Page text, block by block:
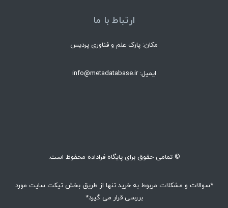
ارتباط با ما
مکان: پارک علم و فناوری پردیس
ایمیل: info@metadatabase.ir
© تمامی حقوق برای پایگاه فراداده محفوظ است.
*سوالات و مشکلات مربوط به خرید تنها از طریق بخش تیکت سایت مورد
بررسی قرار می گیرد*